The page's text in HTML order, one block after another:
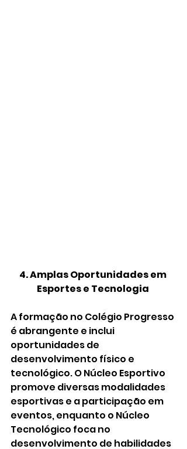
4. Amplas Oportunidades em
Esportes e Tecnologia
A formação no Colégio Progresso
é abrangente e inclui
oportunidades de
desenvolvimento físico e
tecnológico. O Núcleo Esportivo
promove diversas modalidades
esportivas e a participação em
eventos, enquanto o Núcleo
Tecnológico foca no
desenvolvimento de habilidades